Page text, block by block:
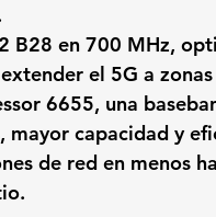
B28 en 700 MHz,
el 5G a
6655, una
mayor capacidad y
de red en menos